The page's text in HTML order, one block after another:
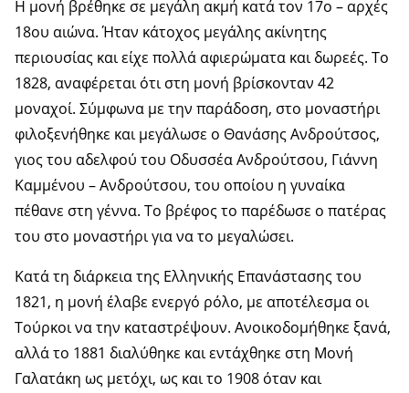
Η μονή βρέθηκε σε μεγάλη ακμή κατά τον 17ο – αρχές
18ου αιώνα. Ήταν κάτοχος μεγάλης ακίνητης
περιουσίας και είχε πολλά αφιερώματα και δωρεές. Το
1828, αναφέρεται ότι στη μονή βρίσκονταν 42
μοναχοί. Σύμφωνα με την παράδοση, στο μοναστήρι
φιλοξενήθηκε και μεγάλωσε ο Θανάσης Ανδρούτσος,
γιος του αδελφού του Οδυσσέα Ανδρούτσου, Γιάννη
Καμμένου – Ανδρούτσου, του οποίου η γυναίκα
πέθανε στη γέννα. Το βρέφος το παρέδωσε ο πατέρας
του στο μοναστήρι για να το μεγαλώσει.
Κατά τη διάρκεια της Ελληνικής Επανάστασης του
1821, η μονή έλαβε ενεργό ρόλο, με αποτέλεσμα οι
Τούρκοι να την καταστρέψουν. Ανοικοδομήθηκε ξανά,
αλλά το 1881 διαλύθηκε και εντάχθηκε στη Μονή
Γαλατάκη ως μετόχι, ως και το 1908 όταν και